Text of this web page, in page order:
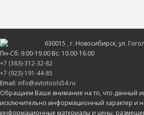
630015 , г. Новосибирск, ул.
Пн-Сб: 9.00-19.00 Вс: 10.00-16.00
+7 (383)-312-32-82
+7 (923)-191-44-85
Email: info@avtotools54.ru
Обращаем Ваше внимание на то, что данный
исключительно информационный характер и
информационные материалы и цены,